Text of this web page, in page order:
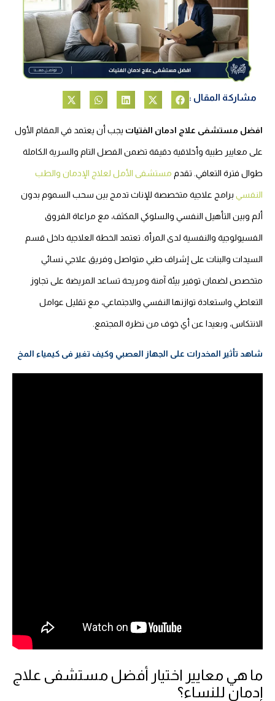
مشاركة المقال :
افضل مستشفى علاج ادمان الفتيات يجب أن يعتمد في المقام الأول
على معايير طبية وأخلاقية دقيقة تضمن الفصل التام والسرية الكاملة
طوال فترة التعافي. تقدم مستشفى الأمل لعلاج الإدمان والطب
النفسي برامج علاجية متخصصة للإناث تدمج بين سحب السموم بدون
ألم وبين التأهيل النفسي والسلوكي المكثف، مع مراعاة الفروق
الفسيولوجية والنفسية لدى المرأة. تعتمد الخطة العلاجية داخل قسم
السيدات والبنات على إشراف طبي متواصل وفريق علاجي نسائي
متخصص لضمان توفير بيئة آمنة ومريحة تساعد المريضة على تجاوز
التعاطي واستعادة توازنها النفسي والاجتماعي، مع تقليل عوامل
الانتكاس، وبعيدا عن أي خوف من نظرة المجتمع.
شاهد تأثير المخدرات على الجهاز العصبي وكيف تغير فى كيمياء المخ
ما هي معايير اختيار أفضل مستشفى علاج
إدمان للنساء؟